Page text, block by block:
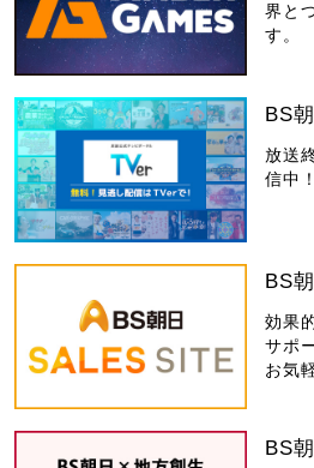
界と
す。
BS
放送
信中
BS
効果
サポ
お気
BS